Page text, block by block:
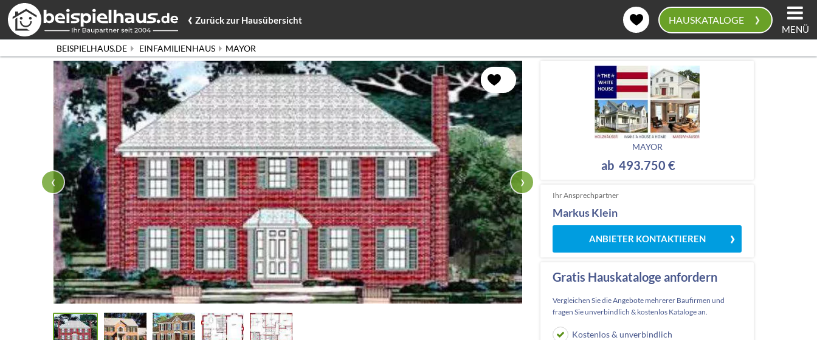
‹ Zurückzur Hausübersicht HAUSKATALOGE › MENÜ
BEISPIELHAUS.DE EINFAMILIENHAUS MAYOR
‹ ›
MAYOR
ab 493.750 €
Ihr Ansprechpartner
Markus Klein
ANBIETER KONTAKTIEREN
Gratis Hauskataloge anfordern
Vergleichen Sie die Angebote mehrerer Baufirmen und
fragen Sie unverbindlich & kostenlos Kataloge an.
Kostenlos & unverbindlich